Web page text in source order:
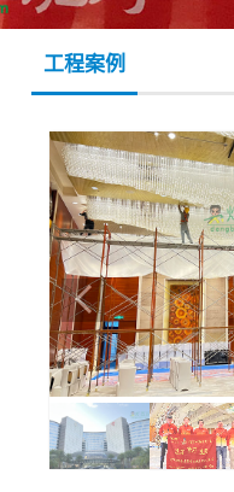
工程案例